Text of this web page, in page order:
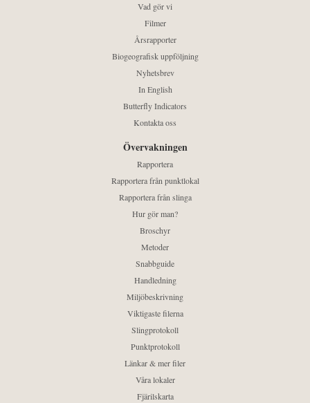
Vad gör vi
Filmer
Årsrapporter
Biogeografisk uppföljning
Nyhetsbrev
In English
Butterfly Indicators
Kontakta oss
Övervakningen
Rapportera
Rapportera från punktlokal
Rapportera från slinga
Hur gör man?
Broschyr
Metoder
Snabbguide
Handledning
Miljöbeskrivning
Viktigaste filerna
Slingprotokoll
Punktprotokoll
Länkar & mer filer
Våra lokaler
Fjärilskarta